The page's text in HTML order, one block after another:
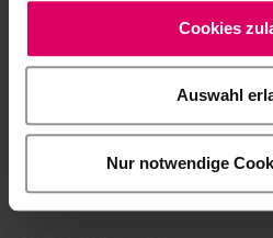
Cookies
Auswahl
Nur notwendige
VITA ToothConfigurator
Modulo di consulenza
Coinvolgimento del